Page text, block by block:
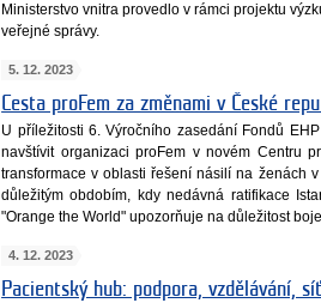
Ministerstvo vnitra provedlo v rámci projektu
veřejné správy.
5. 12. 2023
Cesta proFem za změnami v České
U příležitosti 6. Výročního zasedání Fondů
navštívit organizaci proFem v novém Centru
transformace v oblasti řešení násilí na ženách
důležitým obdobím, kdy nedávná ratifikace
"Orange the World" upozorňuje na důležitost
4. 12. 2023
Pacientský hub: podpora, vzdělávání,